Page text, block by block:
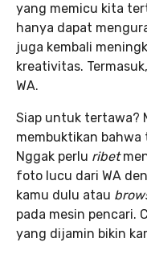
yang memicu kita
hanya dapat
juga kembali
kreativitas.
WA.
Siap untuk tertawa?
membuktikan
Nggak perlu ribet
foto lucu dari WA
kamu dulu atau
pada mesin pencari.
yang dijamin bikin